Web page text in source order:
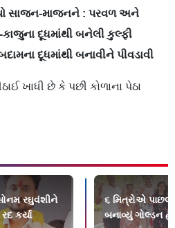
સાજન-માજનને : પરવળ અને
દૂધમાંથી બનેલી કુલ્ફી
દૂધમાંથી બનાવીને પીવડાવી
ખાધી છે કે પછી કોળાના પેઠા
રઘુવંશીને
કર્યા
૬ મિત્રોએ પાછલી
બનાવ્યું ગોલ્ડન